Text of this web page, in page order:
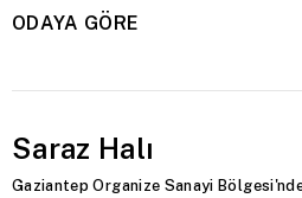
ODAYA GÖRE
Saraz Halı
Gaziantep Organize Sanayi